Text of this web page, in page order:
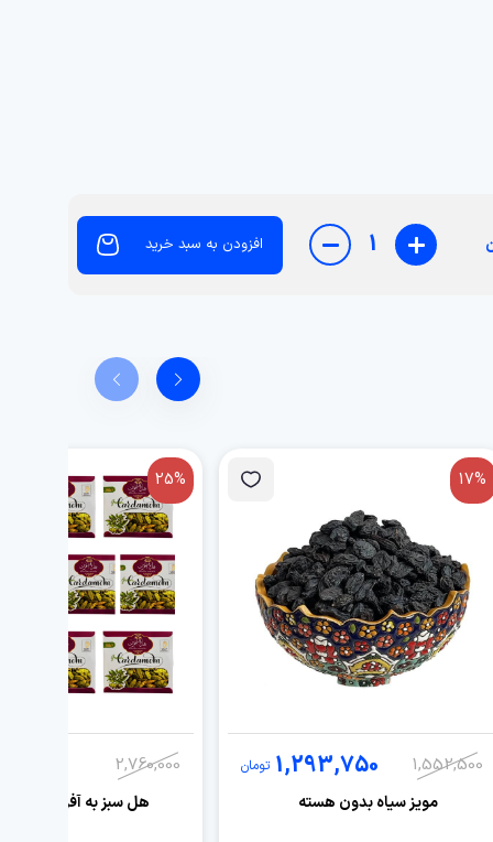
1 افزودن به سبد خرید
17%
1,552,500
1,293,750 تومان
مویز سیاه بدون هسته
25%
2,760,000
هل سبز به آفرین - 2 مثقال